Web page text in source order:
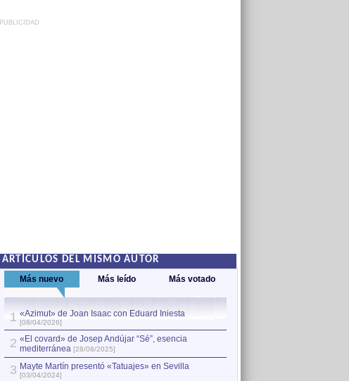
PUBLICIDAD
ARTÍCULOS DEL MISMO AUTOR
Más nuevo Más leído Más votado
1 «Azimut» de Joan Isaac con Eduard Iniesta
[08/04/2026]
2 «El covard» de Josep Andújar “Sé”, esencia
mediterránea [28/08/2025]
3 Mayte Martín presentó «Tatuajes» en Sevilla
[03/04/2024]